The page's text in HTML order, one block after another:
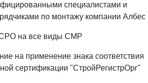
специалистами и
по монтажу компании Албес
на все виды СМР
на применение знака соответствия
сертификации "СтройРегистрОрг"